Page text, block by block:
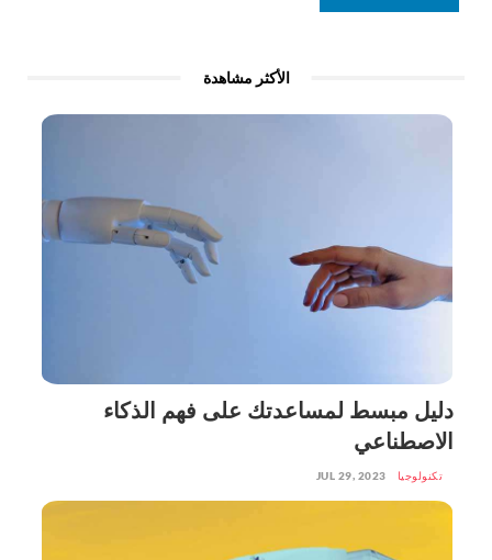
الأكثر مشاهدة
دليل مبسط لمساعدتك على فهم الذكاء
الاصطناعي
تكنولوجيا JUL 29, 2023